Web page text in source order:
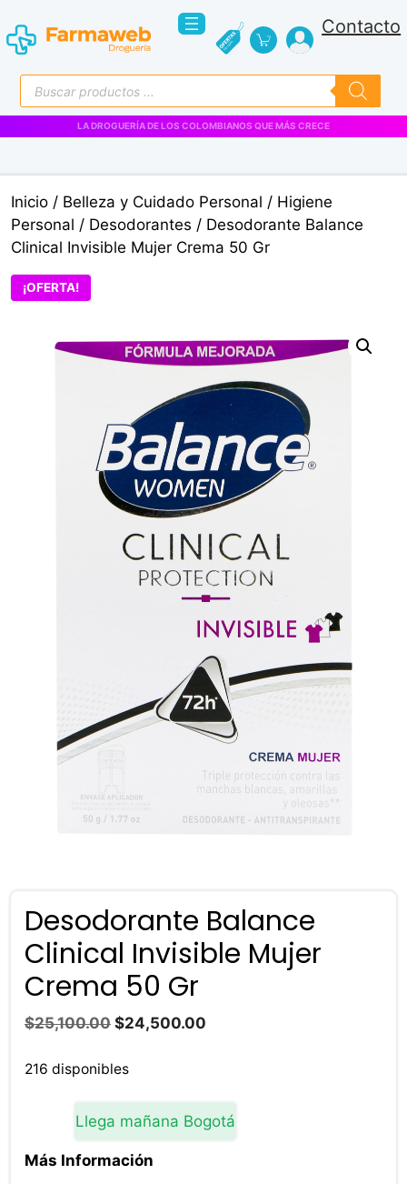
al
contenido
Contacto
Búsqueda
de
productos
VENTAS EMPRESARIALES
Inicio / Belleza y Cuidado Personal / Higiene
Personal / Desodorantes / Desodorante Balance
Clinical Invisible Mujer Crema 50 Gr
¡OFERTA!
Desodorante Balance
Clinical Invisible Mujer
Crema 50 Gr
$25,100.00 El
original
$25,100.00.
$24,500.00
$24,500.00.
216 disponibles
Llega mañana Bogotá
Más Información